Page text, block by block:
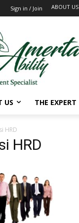
Sign in / Join ABOUT US
US THE EXPERT
HRD
HRD